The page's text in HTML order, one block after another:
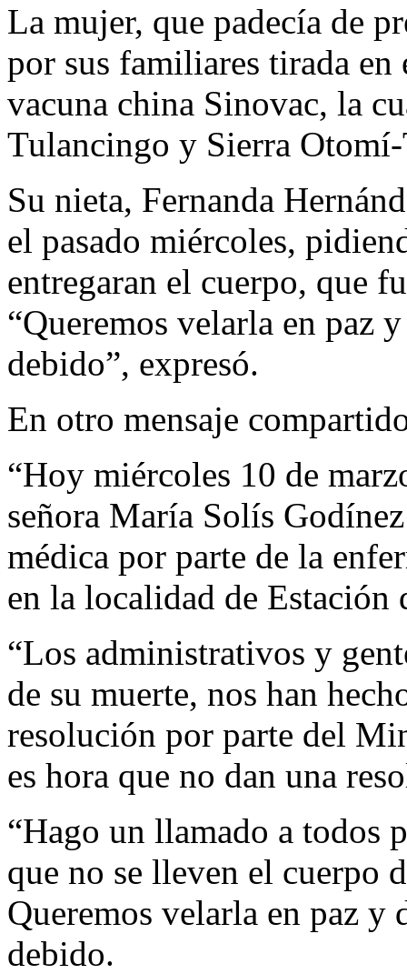
La mujer, que padecía de
por sus familiares tirada
vacuna china Sinovac, la
Tulancingo y Sierra Otomí-
Su nieta, Fernanda
el pasado miércoles,
entregaran el cuerpo, que
“Queremos velarla en paz
debido”, expresó.
En otro mensaje
“Hoy miércoles 10 de
señora María Solís
médica por parte de la
en la localidad de Estación
“Los administrativos y
de su muerte, nos han
resolución por parte del
es hora que no dan una
“Hago un llamado a todos
que no se lleven el cuerpo
Queremos velarla en paz y
debido.